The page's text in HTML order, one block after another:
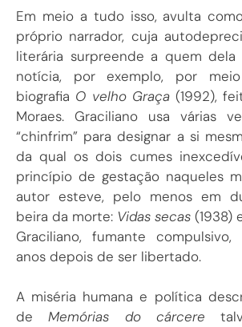
Em meio a tudo isso, avulta
próprio narrador, cuja
literária surpreende a quem
notícia, por exemplo, por
biografia O velho Graça(1992),
Moraes. Graciliano usa várias
“chinfrim” para designar a si
da qual os dois cumes
princípio de gestação naqueles
autor esteve, pelo menos em
beira da morte: Vidas secas (1938)
Graciliano, fumante
anos depois de ser libertado.
A miséria humana e política
deMemórias do cárcere